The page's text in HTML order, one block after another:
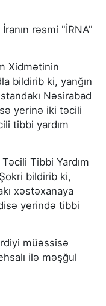
rəsmi "İRNA"
Xidmətinin
bildirib ki, yanğın
Nəsirabad
yerinə iki təcili
tibbi yardım
Tibbi Yardım
bildirib ki,
xəstəxanaya
yerində tibbi
müəssisə
ilə məşğul